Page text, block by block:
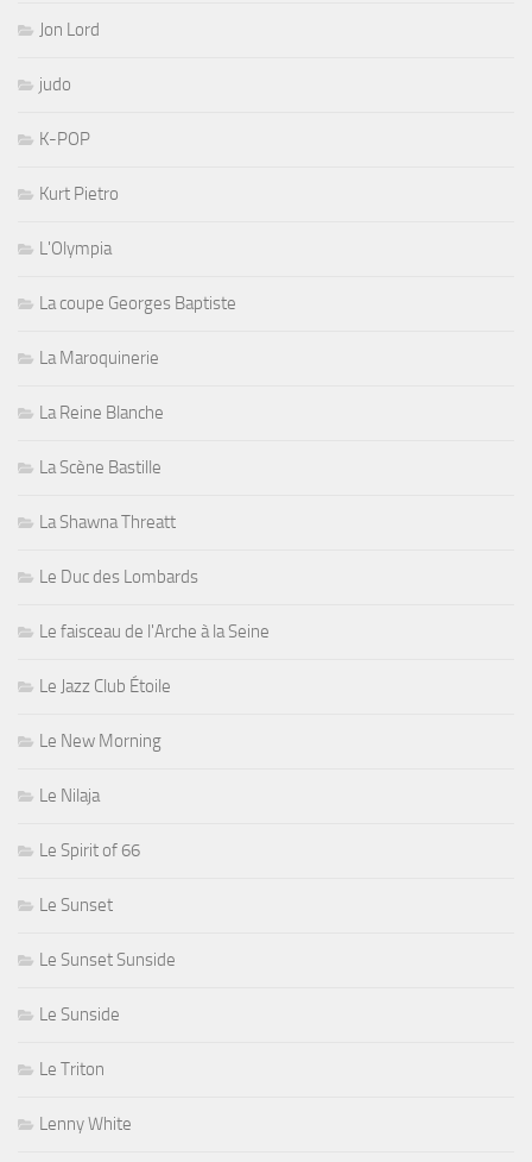
Jon Lord
judo
K-POP
Kurt Pietro
L'Olympia
La coupe Georges Baptiste
La Maroquinerie
La Reine Blanche
La Scène Bastille
La Shawna Threatt
Le Duc des Lombards
Le faisceau de l'Arche à la Seine
Le Jazz Club Étoile
Le New Morning
Le Nilaja
Le Spirit of 66
Le Sunset
Le Sunset Sunside
Le Sunside
Le Triton
Lenny White